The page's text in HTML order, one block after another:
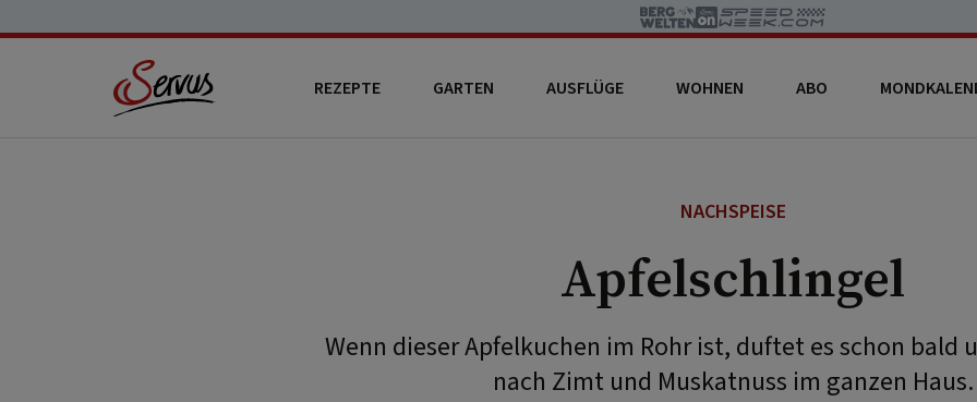
REZEPTE GARTEN AUSFLÜGE WOHNEN ABO
NACHSPEISE
Apfelschlingel
Wenn dieser Apfelkuchen im Rohr ist, duftet es schon bald
nach Zimt und Muskatnuss im ganzen Haus.